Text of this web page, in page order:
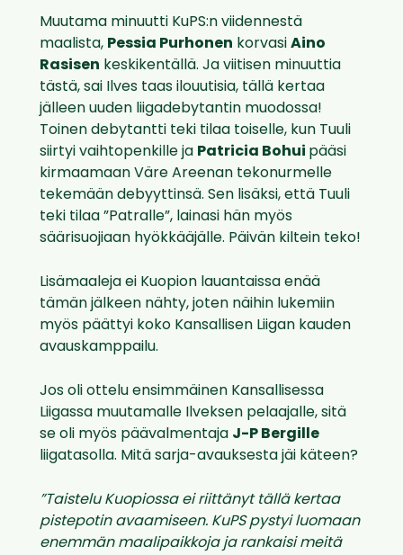
Muutama minuutti KuPS:n viidennestä
maalista, Pessia Purhonen korvasi Aino
Rasisen keskikentällä. Ja viitisen minuuttia
tästä, sai Ilves taas ilouutisia, tällä kertaa
jälleen uuden liigadebytantin muodossa!
Toinen debytantti teki tilaa toiselle, kun Tuuli
siirtyi vaihtopenkille ja Patricia Bohui pääsi
kirmaamaan Väre Areenan tekonurmelle
tekemään debyyttinsä. Sen lisäksi, että Tuuli
teki tilaa ”Patralle”, lainasi hän myös
säärisuojiaan hyökkääjälle. Päivän kiltein teko!
Lisämaaleja ei Kuopion lauantaissa enää
tämän jälkeen nähty, joten näihin lukemiin
myös päättyi koko Kansallisen Liigan kauden
avauskamppailu.
Jos oli ottelu ensimmäinen Kansallisessa
Liigassa muutamalle Ilveksen pelaajalle, sitä
se oli myös päävalmentaja J-P Bergille
liigatasolla. Mitä sarja-avauksesta jäi käteen?
”Taistelu Kuopiossa ei riittänyt tällä kertaa
pistepotin avaamiseen. KuPS pystyi luomaan
enemmän maalipaikkoja ja rankaisi meitä